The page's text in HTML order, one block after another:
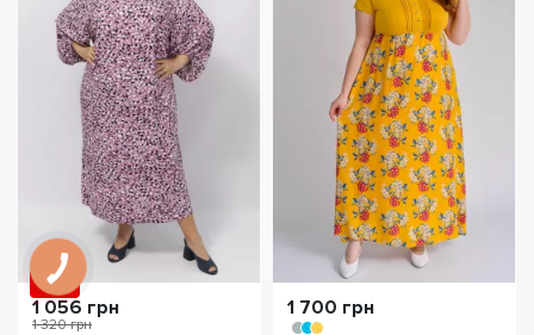
- 20%
1 056 грн
1 320 грн
1 700 грн